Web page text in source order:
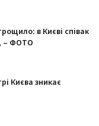
в Києві співак
– ФОТО
Києва зникає